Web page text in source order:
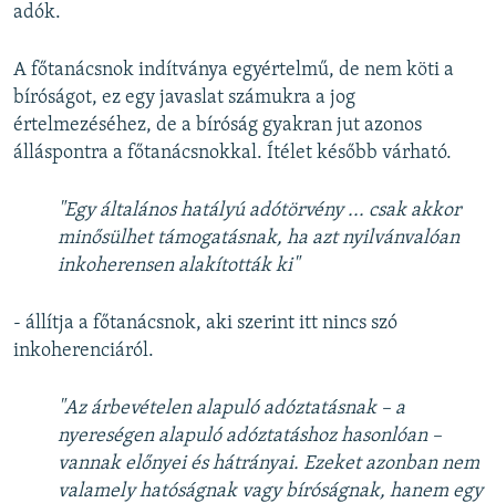
adók.
A főtanácsnok indítványa egyértelmű, de nem köti a
bíróságot, ez egy javaslat számukra a jog
értelmezéséhez, de a bíróság gyakran jut azonos
álláspontra a főtanácsnokkal. Ítélet később várható.
"Egy általános hatályú adótörvény ... csak akkor
minősülhet támogatásnak, ha azt nyilvánvalóan
inkoherensen alakították ki"
- állítja a főtanácsnok, aki szerint itt nincs szó
inkoherenciáról.
"Az árbevételen alapuló adóztatásnak – a
nyereségen alapuló adóztatáshoz hasonlóan –
vannak előnyei és hátrányai. Ezeket azonban nem
valamely hatóságnak vagy bíróságnak, hanem egy